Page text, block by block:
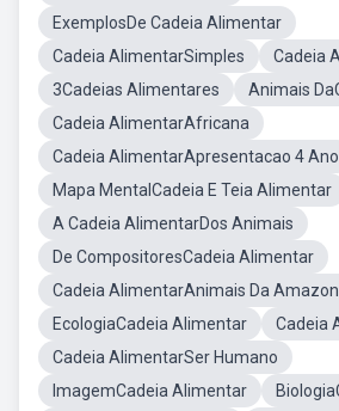
ExemplosDe Cadeia Alimentar
Cadeia AlimentarSimples
Cadeia
3Cadeias Alimentares
Animais
Cadeia AlimentarAfricana
Cadeia AlimentarApresentacao 4 Ano
Mapa MentalCadeia E Teia Alimentar
A Cadeia AlimentarDos Animais
De CompositoresCadeia Alimentar
Cadeia AlimentarAnimais Da
EcologiaCadeia Alimentar
Cadeia
Cadeia AlimentarSer Humano
ImagemCadeia Alimentar